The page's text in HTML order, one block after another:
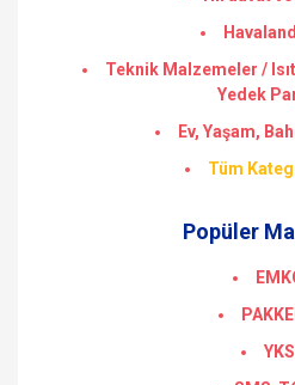
Teknik Malzemeler /
Yedek
Ev, Yaşam,
Tüm
Popüler
YKS